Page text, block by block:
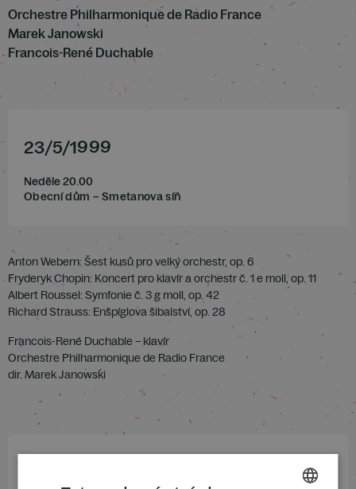
Orchestre Philharmonique de Radio France
Marek Janowski
Francois-René Duchable
23/5/1999
Neděle 20.00
Obecní dům – Smetanova síň
Anton Webern: Šest kusů pro velký orchestr, op. 6
Fryderyk Chopin: Koncert pro klavír a orchestr č. 1 e moll, op. 11
Albert Roussel: Symfonie č. 3 g moll, op. 42
Richard Strauss: Enšpíglova šibalství, op. 28
Francois-René Duchable – klavír
Orchestre Philharmonique de Radio France
dir. Marek Janowski